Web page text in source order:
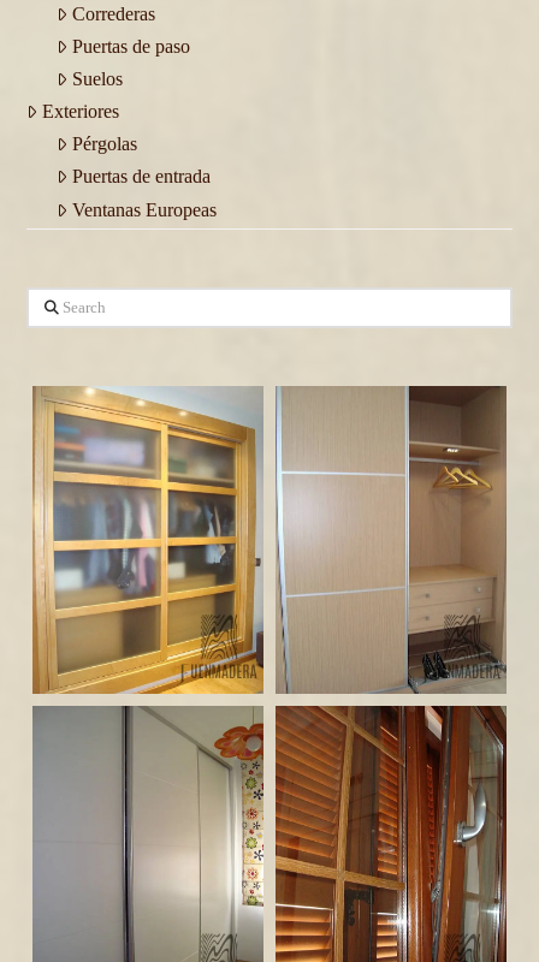
Correderas
Puertas de paso
Suelos
Exteriores
Pérgolas
Puertas de entrada
Ventanas Europeas
Search